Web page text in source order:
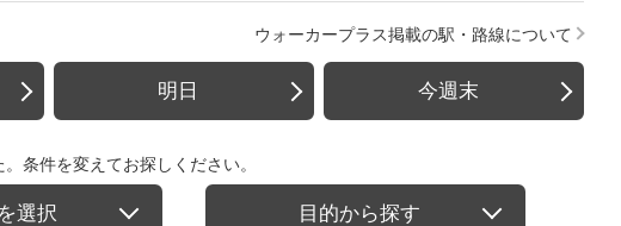
ウォーカープラス掲載の駅・路線について
明日 今週末
条件を変えてお探しください。
選択 目的から探す